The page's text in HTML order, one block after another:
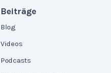
Beiträge
Blog
Videos
Podcasts